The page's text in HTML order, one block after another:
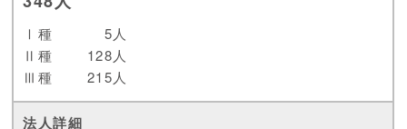
Ⅰ種
5人
Ⅱ種
128人
Ⅲ種
215人